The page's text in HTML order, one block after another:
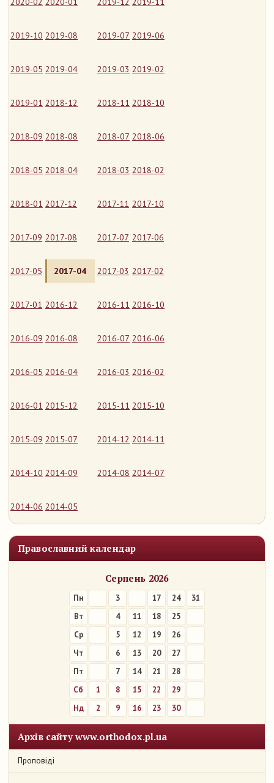
2019-10 2019-08 2019-07 2019-06
2019-05 2019-04 2019-03 2019-02
2019-01 2018-12 2018-11 2018-10
2018-09 2018-08 2018-07 2018-06
2018-05 2018-04 2018-03 2018-02
2018-01 2017-12 2017-11 2017-10
2017-09 2017-08 2017-07 2017-06
2017-05 2017-04 2017-03 2017-02
2017-01 2016-12 2016-11 2016-10
2016-09 2016-08 2016-07 2016-06
2016-05 2016-04 2016-03 2016-02
2016-01 2015-12 2015-11 2015-10
2015-09 2015-07 2014-12 2014-11
2014-10 2014-09 2014-08 2014-07
2014-06 2014-05
Православний календар
Серпень 2026
Пн 3 17 24
31
Вт
4 11 18
25
Ср
5 12 19
26
Чт
6 13 20
27
Пт
7 14 21
28
Сб
1 8 15 22
29
Нд
2 9 16 23 30
Архів сайту www.orthodox.pl.ua
Проповіді